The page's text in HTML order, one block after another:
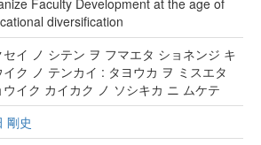
Faculty Development at the age of
diversification
セイ ノ シテン ヲ フマエタ ショネンジ キ
イク ノ テンカイ : タヨウカ ヲ ミスエタ
ウイク カイカク ノ ソシキカ ニ ムケテ
剛史